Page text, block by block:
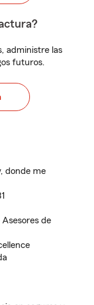
administre las
futuros.
donde me
de